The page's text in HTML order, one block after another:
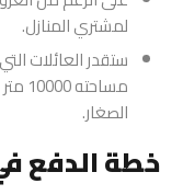
لمشتري المنازل.
الصغار.
خطة الدفع